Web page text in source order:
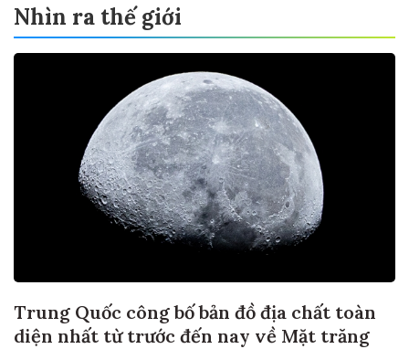
Nhìn ra thế giới
Trung Quốc công bố bản đồ địa chất toàn
diện nhất từ trước đến nay về Mặt trăng